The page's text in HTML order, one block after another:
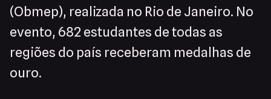
(Obmep), realizada no Rio de Janeiro. No
evento, 682 estudantes de todas as
regiões do país receberam medalhas de
ouro.